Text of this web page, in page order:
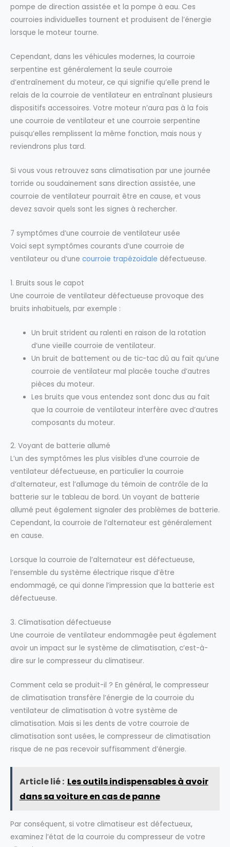
pompe de direction assistée et la pompe à eau. Ces
courroies individuelles tournent et produisent de l’énergie
lorsque le moteur tourne.
Cependant, dans les véhicules modernes, la courroie
serpentine est généralement la seule courroie
d’entraînement du moteur, ce qui signifie qu’elle prend le
relais de la courroie de ventilateur en entraînant plusieurs
dispositifs accessoires. Votre moteur n’aura pas à la fois
une courroie de ventilateur et une courroie serpentine
puisqu’elles remplissent la même fonction, mais nous y
reviendrons plus tard.
Si vous vous retrouvez sans climatisation par une journée
torride ou soudainement sans direction assistée, une
courroie de ventilateur pourrait être en cause, et vous
devez savoir quels sont les signes à rechercher.
7 symptômes d’une courroie de ventilateur usée
Voici sept symptômes courants d’une courroie de
ventilateur ou d’une courroie trapézoïdale défectueuse.
1. Bruits sous le capot
Une courroie de ventilateur défectueuse provoque des
bruits inhabituels, par exemple :
Un bruit strident au ralenti en raison de la rotation
d’une vieille courroie de ventilateur.
Un bruit de battement ou de tic-tac dû au fait qu’une
courroie de ventilateur mal placée touche d’autres
pièces du moteur.
Les bruits que vous entendez sont donc dus au fait
que la courroie de ventilateur interfère avec d’autres
composants du moteur.
2. Voyant de batterie allumé
L’un des symptômes les plus visibles d’une courroie de
ventilateur défectueuse, en particulier la courroie
d’alternateur, est l’allumage du témoin de contrôle de la
batterie sur le tableau de bord. Un voyant de batterie
allumé peut également signaler des problèmes de batterie.
Cependant, la courroie de l’alternateur est généralement
en cause.
Lorsque la courroie de l’alternateur est défectueuse,
l’ensemble du système électrique risque d’être
endommagé, ce qui donne l’impression que la batterie est
défectueuse.
3. Climatisation défectueuse
Une courroie de ventilateur endommagée peut également
avoir un impact sur le système de climatisation, c’est-à-
dire sur le compresseur du climatiseur.
Comment cela se produit-il ? En général, le compresseur
de climatisation transfère l’énergie de la courroie du
ventilateur de climatisation à votre système de
climatisation. Mais si les dents de votre courroie de
climatisation sont usées, le compresseur de climatisation
risque de ne pas recevoir suffisamment d’énergie.
Article lié : Les outils indispensables à avoir
dans sa voiture en cas de panne
Par conséquent, si votre climatiseur est défectueux,
examinez l’état de la courroie du compresseur de votre